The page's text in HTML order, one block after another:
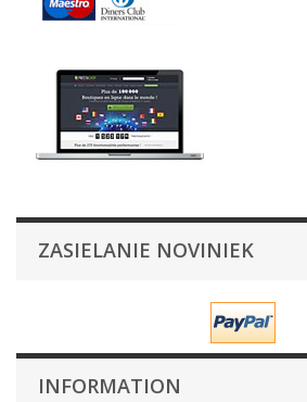
ZASIELANIE NOVINIEK
INFORMATION